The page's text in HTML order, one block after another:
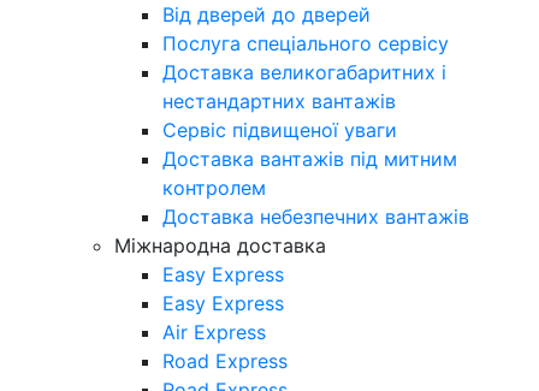
Від дверей до дверей
Послуга спеціального сервісу
Доставка великогабаритних і
нестандартних вантажів
Сервіс підвищеної уваги
Доставка вантажів під митним
контролем
Доставка небезпечних вантажів
Міжнародна доставка
Easy Express
Easy Express
Air Express
Road Express